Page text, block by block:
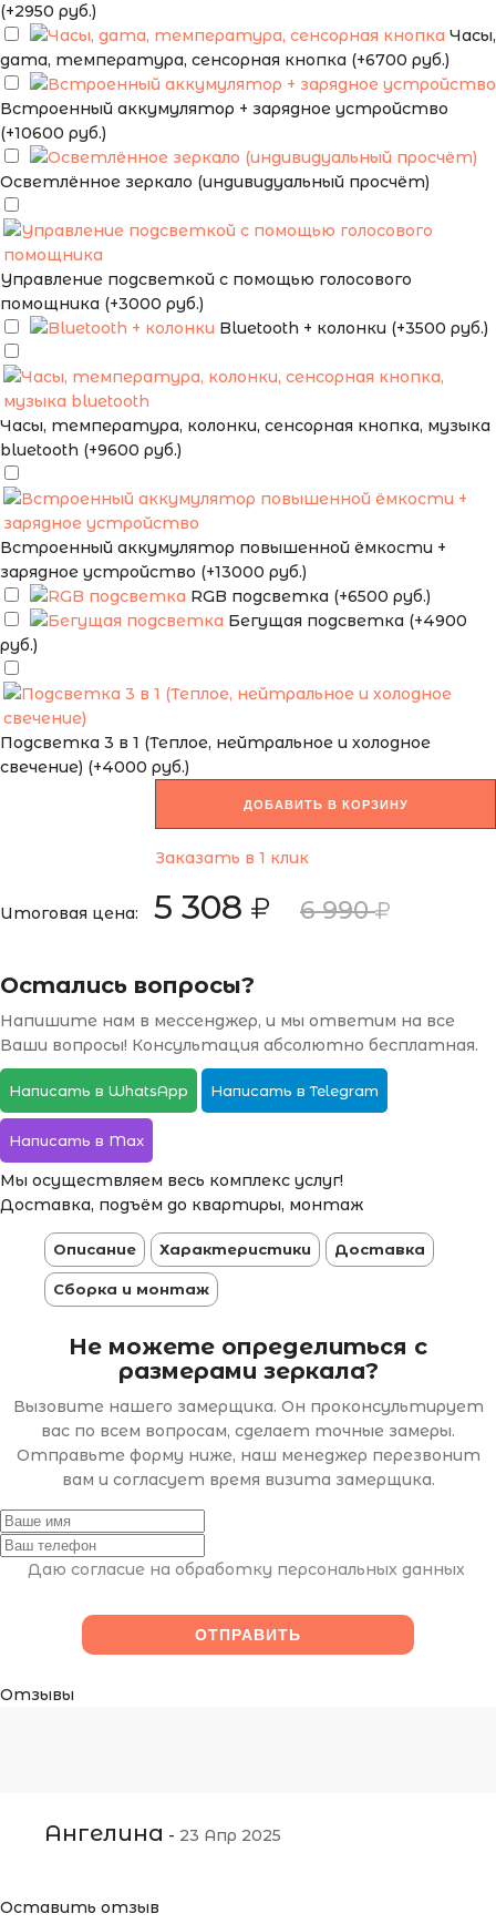
(+2950 руб.)
Часы,
дата, температура, сенсорная кнопка (+6700 руб.)
Встроенный аккумулятор + зарядное устройство
(+10600 руб.)
Осветлённое зеркало (индивидуальный просчёт)
Управление подсветкой с помощью голосового
помощника (+3000 руб.)
Bluetooth + колонки (+3500 руб.)
Часы, температура, колонки, сенсорная кнопка, музыка
bluetooth (+9600 руб.)
Встроенный аккумулятор повышенной ёмкости +
зарядное устройство (+13000 руб.)
RGB подсветка (+6500 руб.)
Бегущая подсветка (+4900
руб.)
Подсветка 3 в 1 (Теплое, нейтральное и холодное
свечение) (+4000 руб.)
ДОБАВИТЬ В КОРЗИНУ
Заказать в 1 клик
Итоговая цена: 5 308 6 990
Остались вопросы?
Напишите нам в мессенджер, и мы ответим на все
Ваши вопросы! Консультация абсолютно бесплатная.
Написать в WhatsApp Написать в Telegram
Написать в Max
Мы осуществляем весь комплекс услуг!
Доставка, подъём до квартиры, монтаж
Описание Характеристики Доставка
Сборка и монтаж
Не можете определиться с
размерами зеркала?
Вызовите нашего замерщика. Он проконсультирует
вас по всем вопросам, сделает точные замеры.
Отправьте форму ниже, наш менеджер перезвонит
вам и согласует время визита замерщика.
Даю согласие на обработку персональных данных
Отзывы
Ангелина - 23 Апр 2025
Оставить отзыв